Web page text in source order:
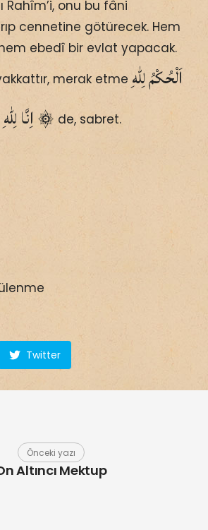
Rahîm’i, onu bu fâni
cennetine götürecek. Hem
ebedî bir evlat yapacak.
merak etme اَلْحُكْمُ لِلّٰهِ
۞ اِنَّا de, sabret.
Twitter
Önceki yazı
Altıncı Mektup